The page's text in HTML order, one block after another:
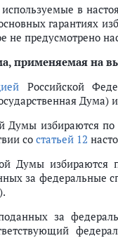
Федерации
в
гарантиях
не предусмотрено
применяемая на
Российской
Дума)
Думы избираются
состатьей 12
Думы
за федеральные
за